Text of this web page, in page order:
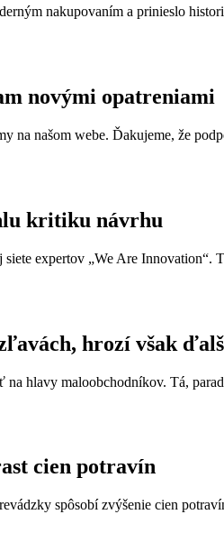
nakupovaním a prinieslo
novými opatreniami
na našom webe. Ďakujeme, že
kritiku návrhu
expertov „We Are Innovation“.
hrozí však
hlavy maloobchodníkov. Tá,
cien potravín
spôsobí zvýšenie cien